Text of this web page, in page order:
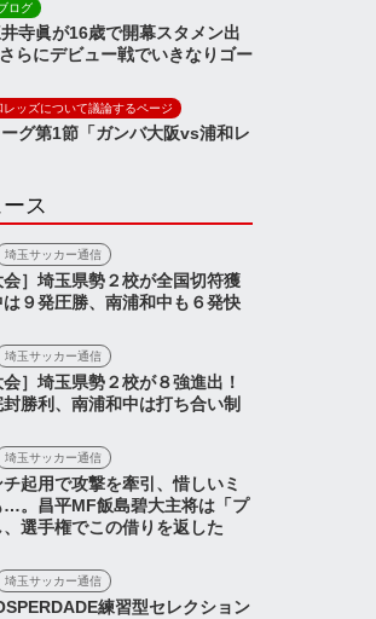
ログ
寺眞が16歳で開幕スタメン出
らにデビュー戦でいきなりゴー
レッズについて議論するページ
グ第1節「ガンバ大阪vs浦和レ
ス
埼玉サッカー通信
会］埼玉県勢２校が全国切符獲
９発圧勝、南浦和中も６発快
埼玉サッカー通信
会］埼玉県勢２校が８強進出！
勝利、南浦和中は打ち合い制
埼玉サッカー通信
チ起用で攻撃を牽引、惜しいミ
…。昌平MF飯島碧大主将は「プ
、選手権でこの借りを返した
埼玉サッカー通信
練習型セレクション